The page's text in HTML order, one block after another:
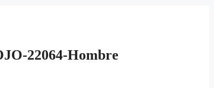
22064-Hombre